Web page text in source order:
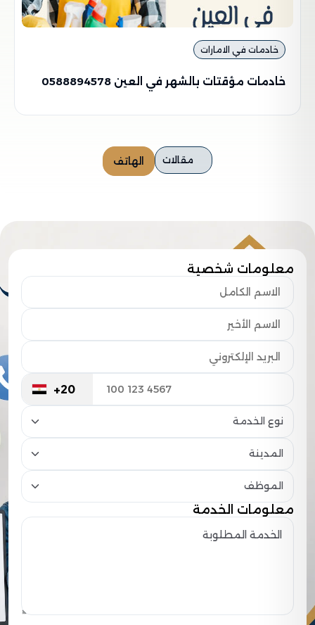
خادمات في الامارات
خادمات مؤقتات بالشهر في العين 0588894578
مقالات الهاتف
معلومات شخصية
+20
نوع الخدمة
المدينة
الموظف
معلومات الخدمة